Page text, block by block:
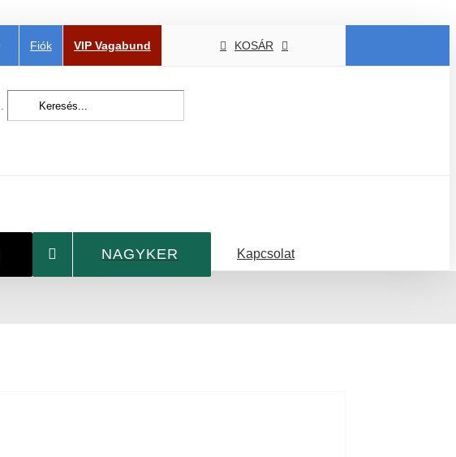
Fiók VIP Vagabund KOSÁR
NAGYKER Kapcsolat